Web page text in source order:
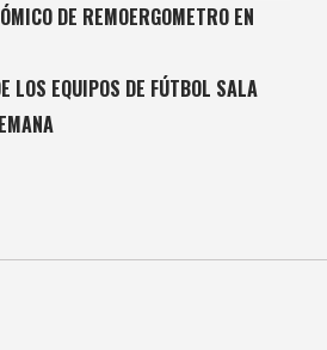
DE REMOERGOMETRO EN
LOS EQUIPOS DE FÚTBOL SALA